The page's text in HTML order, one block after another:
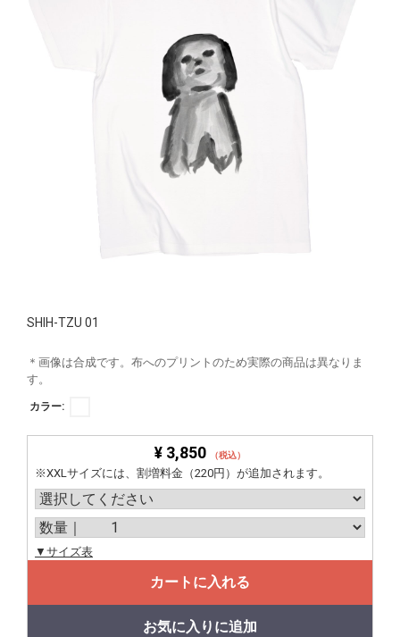
SHIH-TZU 01
＊画像は合成です。布へのプリントのため実際の商品は異なりま
す。
カラー:
¥ 3,850 （税込）
※XXLサイズには、割増料金（220円）が追加されます。
▼サイズ表
カートに入れる
お気に入りに追加